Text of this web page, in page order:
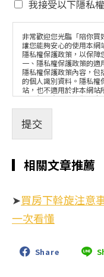
我接受以下隱私
非常歡迎您光臨「陪你買
讓您能夠安心的使用本網
隱私權保護政策，以保障
一、隱私權保護政策的適
隱私權保護政策內容，包
的個人識別資料。隱私
站，也不適用於非本網站
二、個人資料的蒐集、處
• 當您造訪本網站或使用
利用您的個人資料；非經
• 於一般瀏覽時，伺服器
的IP位址、使用時間、使
析，分析結果之統計數據
需要公佈統計數據及說明
三、資料之保護
• 本網站主機均設有防火
保密合約，如有違反保密
• 如因業務需要有必要委
提交
▎相關文章推薦
➤買房下斡旋注意
一次看懂
Share